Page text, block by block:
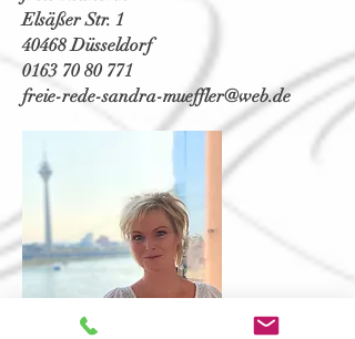
Elsäßer Str. 1
40468 Düsseldorf
0163 70 80 771
freie-rede-sandra-mueffler@web.de